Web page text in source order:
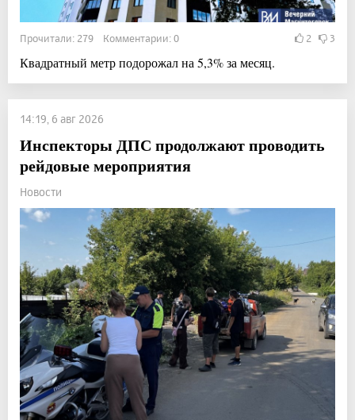
Прочитали: 279 Комментарии: 0 2 3
Квадратный метр подорожал на 5,3% за месяц.
14:19, 6 авг 2026
Инспекторы ДПС продолжают проводить
рейдовые мероприятия
Новости